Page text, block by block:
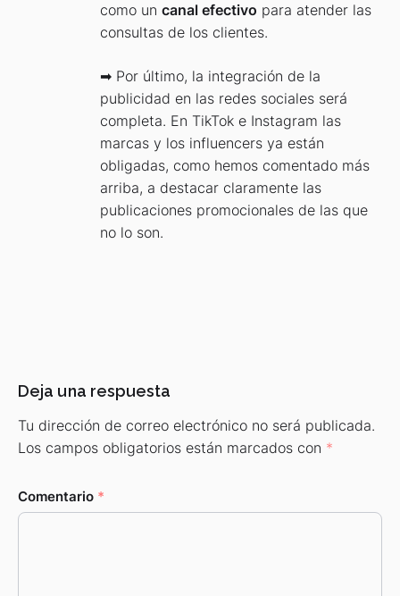
como un canal efectivo para atender las
consultas de los clientes.
➡ Por último, la integración de la
publicidad en las redes sociales será
completa. En TikTok e Instagram las
marcas y los influencers ya están
obligadas, como hemos comentado más
arriba, a destacar claramente las
publicaciones promocionales de las que
no lo son.
Deja una respuesta
Tu dirección de correo electrónico no será publicada.
Los campos obligatorios están marcados con *
Comentario *